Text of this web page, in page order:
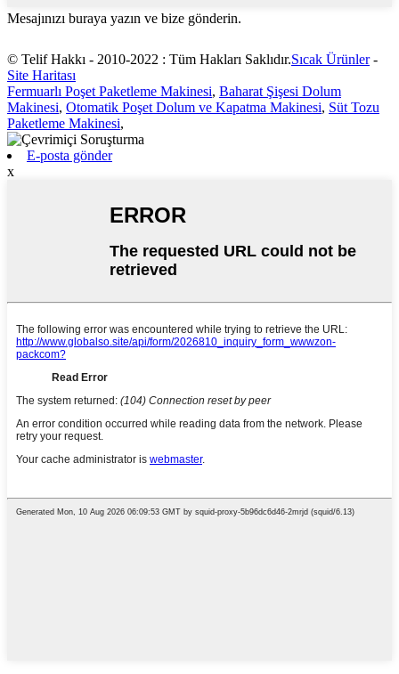
Mesajınızı buraya yazın ve bize gönderin.
© Telif Hakkı - 2010-2022 : Tüm Hakları Saklıdır.Sıcak Ürünler-
Site Haritası
Fermuarlı Poşet Paketleme Makinesi, Baharat Şişesi Dolum
Makinesi, Otomatik Poşet Dolum ve Kapatma Makinesi, Süt Tozu
Paketleme Makinesi,
E-posta gönder
x